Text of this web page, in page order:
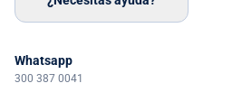
Whatsapp
300 387 0041